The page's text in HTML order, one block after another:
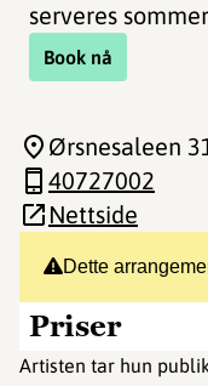
serveres
Book nå
Dette
Priser
Artisten tar hun
Ørsnesaleen
40727002
Nettside